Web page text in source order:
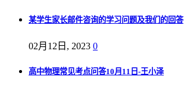
某学生家长邮件咨询的学习问题及我们的回答
02月12日, 2023 0
高中物理常见考点问答10月11日-王小泽